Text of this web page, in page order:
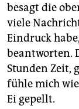
besagt die
viele
Eindruck
beantworten.
Stunden Zeit,
fühle mich
Ei gepellt.